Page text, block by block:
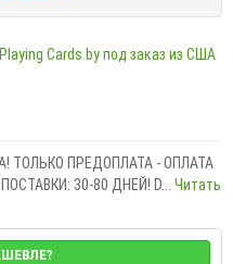
ТОЛЬКО ПРЕДОПЛАТА - ОПЛАТА
30-80 ДНЕЙ! D... Читать